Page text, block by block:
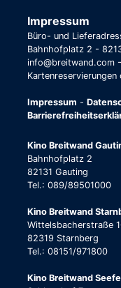
Impressum
Büro- und
Bahnhofplatz 2 -
info@breitwand.com
Impressum -
Kino Breitwand
Bahnhofplatz 2
82131 Gauting
Tel.: 089/89501000
Kino Breitwand
Wittelsbacherstraße
82319 Starnberg
Tel.: 08151/971800
Kino Breitwand